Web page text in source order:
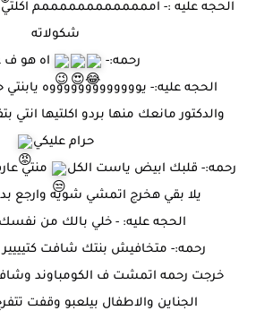
الحجه عليه :- امممممممممممممم اكلتي
شكولاته
رحمه:-
اه هو ف
الحجه عليه:- يوووووووووووووه يابنتي
والدكتور مانعك منها بردو اكلتيها
حرام عليكي
رحمه:- قلبك ابيض ياست الكل
منتي
يلا بقي هخرج اتمشي شويه وارجع
الحجه عليه: - خلي بالك من
رحمه:- متخافيش بنتك شافت
خرجت رحمه اتمشت ف الكومباوند
الجناين والاطفال بيلعبو وقفت